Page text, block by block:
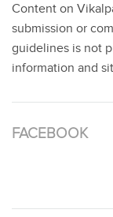
Content on
submission or
guidelines is not
information and
FACEBOOK